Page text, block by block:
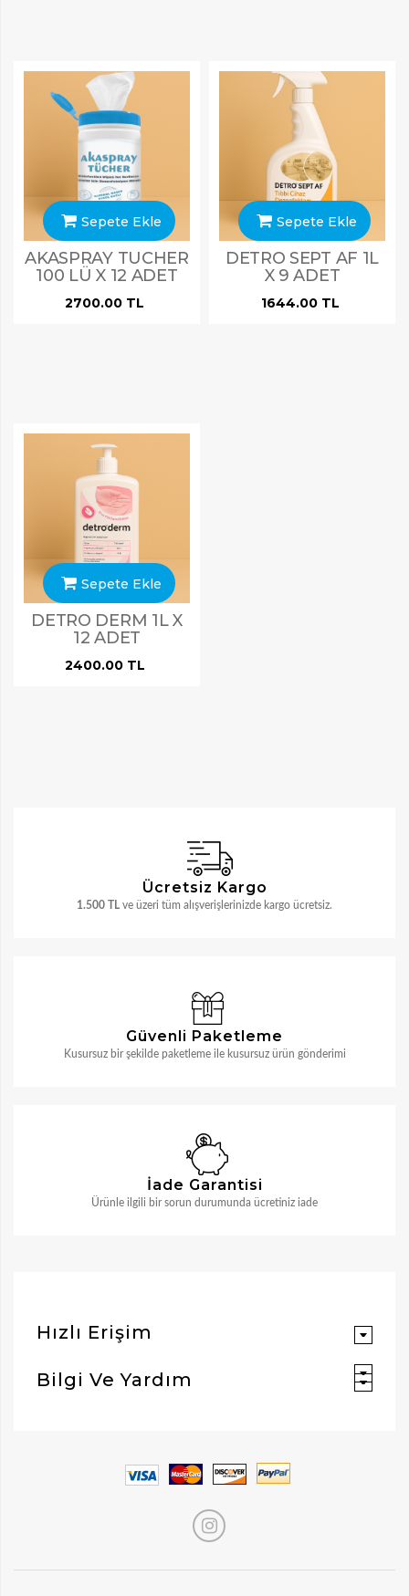
Sepete Ekle
AKASPRAY TUCHER
100 LÜ X 12 ADET
2700.00 TL
Sepete Ekle
DETRO SEPT AF 1L
X 9 ADET
1644.00 TL
Sepete Ekle
DETRO DERM 1L X
12 ADET
2400.00 TL
Ücretsiz Kargo
1.500 TL ve üzeri tüm alışverişlerinizde kargo ücretsiz.
Güvenli Paketleme
Kusursuz bir şekilde paketleme ile kusursuz ürün gönderimi
İade Garantisi
Ürünle ilgili bir sorun durumunda ücretiniz iade
Hızlı Erişim
Bilgi Ve Yardım